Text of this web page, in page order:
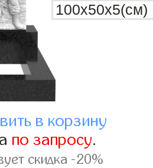
в корзину
по запросу.
скидка -20%